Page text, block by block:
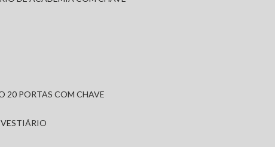
20 PORTAS COM CHAVE
VESTIÁRIO